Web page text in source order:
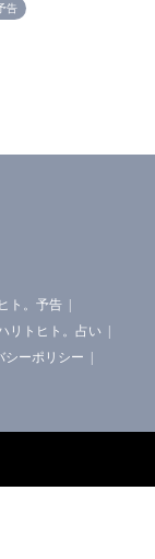
告
ト。予告
リトヒト。占い
シーポリシー